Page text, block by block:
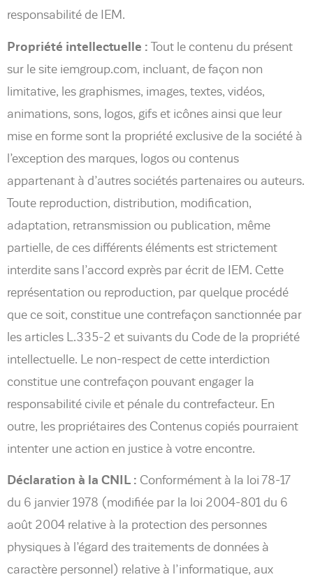
responsabilité de IEM.
Propriété intellectuelle : Tout le contenu du présent
sur le site iemgroup.com, incluant, de façon non
limitative, les graphismes, images, textes, vidéos,
animations, sons, logos, gifs et icônes ainsi que leur
mise en forme sont la propriété exclusive de la société à
l’exception des marques, logos ou contenus
appartenant à d’autres sociétés partenaires ou auteurs.
Toute reproduction, distribution, modification,
adaptation, retransmission ou publication, même
partielle, de ces différents éléments est strictement
interdite sans l’accord exprès par écrit de IEM. Cette
représentation ou reproduction, par quelque procédé
que ce soit, constitue une contrefaçon sanctionnée par
les articles L.335-2 et suivants du Code de la propriété
intellectuelle. Le non-respect de cette interdiction
constitue une contrefaçon pouvant engager la
responsabilité civile et pénale du contrefacteur. En
outre, les propriétaires des Contenus copiés pourraient
intenter une action en justice à votre encontre.
Déclaration à la CNIL : Conformément à la loi 78-17
du 6 janvier 1978 (modifiée par la loi 2004-801 du 6
août 2004 relative à la protection des personnes
physiques à l’égard des traitements de données à
caractère personnel) relative à l’informatique, aux